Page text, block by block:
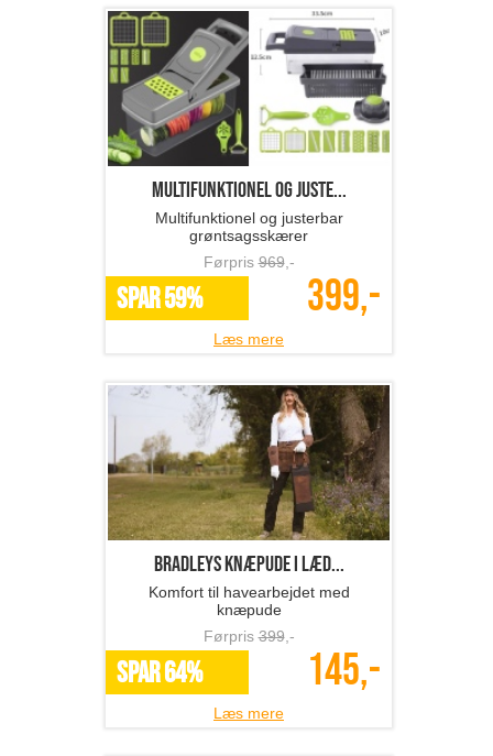
Multifunktionel og juste...
Multifunktionel og justerbar
grøntsagsskærer
Førpris 969,-
SPAR 59% 399,-
Læs mere
BRADLEYS knæpude i læd...
Komfort til havearbejdet med
knæpude
Førpris399,-
SPAR 64% 145,-
Læs mere